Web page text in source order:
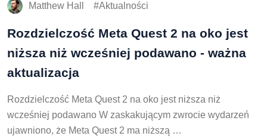
Matthew Hall Aktualności
Rozdzielczość Meta Quest 2 na oko jest
niższa niż wcześniej podawano - ważna
aktualizacja
Rozdzielczość Meta Quest 2 na oko jest niższa niż
wcześniej podawano W zaskakującym zwrocie wydarzeń
ujawniono, że Meta Quest 2 ma niższą …